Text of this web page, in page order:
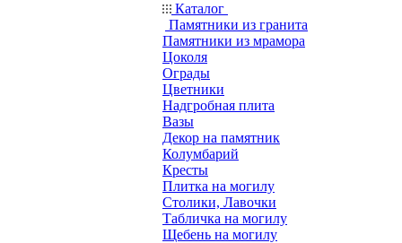
Каталог
Памятники из гранита
Памятники из мрамора
Цоколя
Ограды
Цветники
Надгробная плита
Вазы
Декор на памятник
Колумбарий
Кресты
Плитка на могилу
Столики, Лавочки
Табличка на могилу
Щебень на могилу